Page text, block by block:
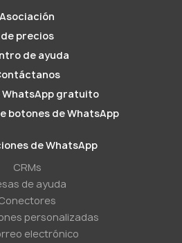
Asociación
de precios
de ayuda
WhatsApp gratuito
botones de WhatsApp
de WhatsApp
CRMs
de ayuda
personalizadas
electrónico